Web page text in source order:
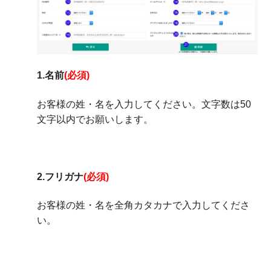
1.名前(必須)
お客様の姓・名を入力してください。文字数は50
文字以内でお願いします。
2.フリガナ(必須)
お客様の姓・名を全角カタカナで入力してくださ
い。